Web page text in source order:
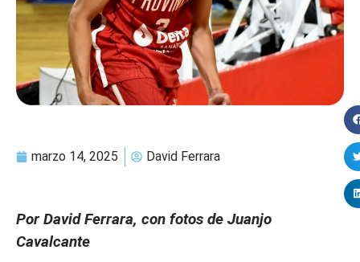
marzo 14, 2025 David Ferrara
Por David Ferrara, con fotos de Juanjo
Cavalcante